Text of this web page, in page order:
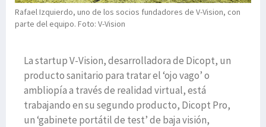
Rafael Izquierdo, uno de los socios fundadores de V-Vision, con
parte del equipo. Foto: V-Vision
La startup V-Vision, desarrolladora de Dicopt, un
producto sanitario para tratar el ‘ojo vago’ o
ambliopía a través de realidad virtual, está
trabajando en su segundo producto, Dicopt Pro,
un ‘gabinete portátil de test’ de baja visión,